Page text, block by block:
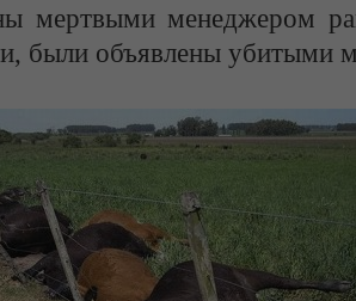
мертвыми менеджером
были объявлены убитыми